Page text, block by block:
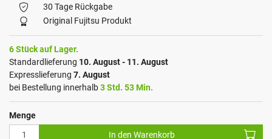
30 Tage Rückgabe
Original Fujitsu Produkt
6 Stück auf Lager.
Standardlieferung 10. August - 11. August
Expresslieferung 7. August
bei Bestellung innerhalb3 Std. 53 Min.
Menge
In den Warenkorb